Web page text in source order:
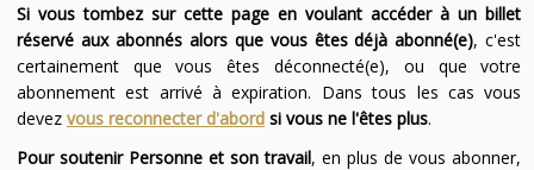
Si vous tombez sur cette page en voulant accéder à un billet
réservé aux abonnés alors que vous êtes déjà abonné(e), c'est
certainement que vous êtes déconnecté(e), ou que votre
abonnement est arrivé à expiration. Dans tous les cas vous
devez vous reconnecter d'abordsi vous ne l'êtes plus.
Pour soutenir Personne et son travail, en plus de vous abonner,